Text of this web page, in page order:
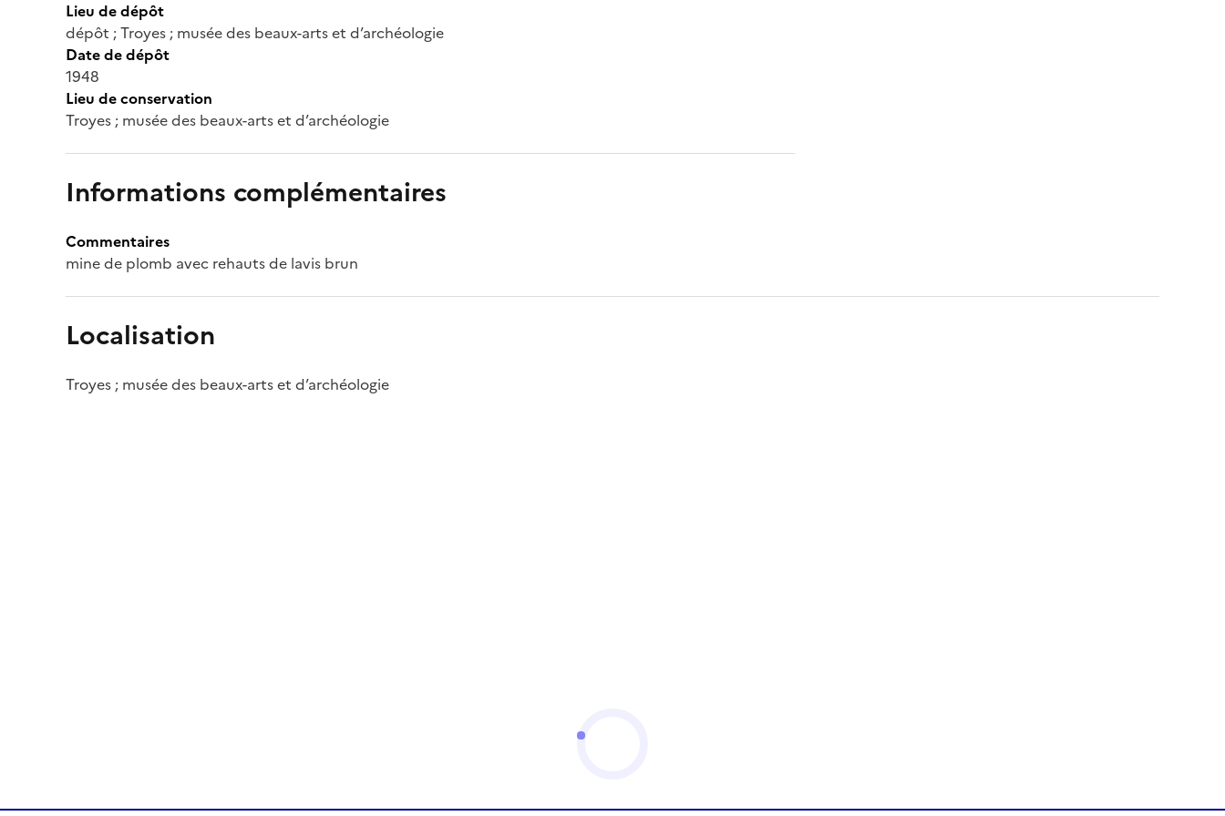
Lieu de dépôt
dépôt ; Troyes ; musée des beaux-arts et d’archéologie
Date de dépôt
1948
Lieu de conservation
Troyes ; musée des beaux-arts et d’archéologie
Informations complémentaires
Commentaires
mine de plomb avec rehauts de lavis brun
Localisation
Troyes ; musée des beaux-arts et d’archéologie